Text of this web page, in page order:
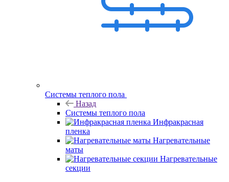
Системы теплого пола
Назад
Системы теплого пола
Инфракрасная
пленка
Нагревательные
маты
Нагревательные
секции